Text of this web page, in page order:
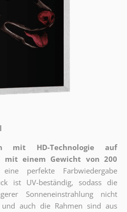
mit HD-Technologie auf
mit einem Gewicht von 200
perfekte Farbwiedergabe
ist UV-beständig, sodass die
Sonneneinstrahlung nicht
auch die Rahmen sind aus